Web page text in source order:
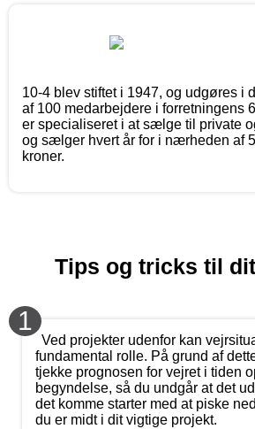
10-4 blev stiftet i 1947, og udgøres i
af 100 medarbejdere i forretningens
er specialiseret i at sælge til private
og sælger hvert år for i nærheden af
kroner.
Tips og tricks til
1
Ved projekter udenfor kan
fundamental rolle. På grund af
tjekke prognosen for vejret i tiden
begyndelse, så du undgår at det
det komme starter med at piske
du er midt i dit vigtige projekt.